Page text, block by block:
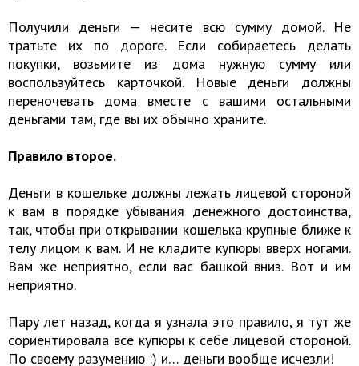
Получили деньги — несите всю сумму домой. Не
тратьте их по дороге. Если собираетесь делать
покупки, возьмите из дома нужную сумму или
воспользуйтесь карточкой. Новые деньги должны
переночевать дома вместе с вашими остальными
деньгами там, где вы их обычно храните.
Правило второе.
Деньги в кошельке должны лежать лицевой стороной
к вам в порядке убывания денежного достоинства,
так, чтобы при открывании кошелька крупные ближе к
телу лицом к вам. И не кладите купюры вверх ногами.
Вам же неприятно, если вас башкой вниз. Вот и им
неприятно.
Пару лет назад, когда я узнала это правило, я тут же
сориентировала все купюры к себе лицевой стороной.
По своему разумению :) и… деньги вообще исчезли!